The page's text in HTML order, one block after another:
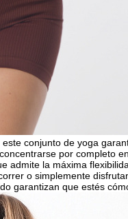
conjunto de yoga
por completo
admite la máxima
o simplemente
garantizan que estés